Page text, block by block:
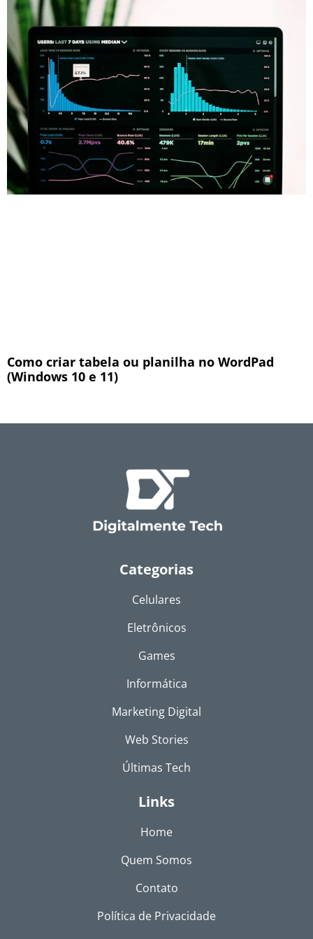
Como criar tabela ou planilha no WordPad
(Windows 10 e 11)
Categorias
Celulares
Eletrônicos
Games
Informática
Marketing Digital
Web Stories
Últimas Tech
Links
Home
Quem Somos
Contato
Política de Privacidade